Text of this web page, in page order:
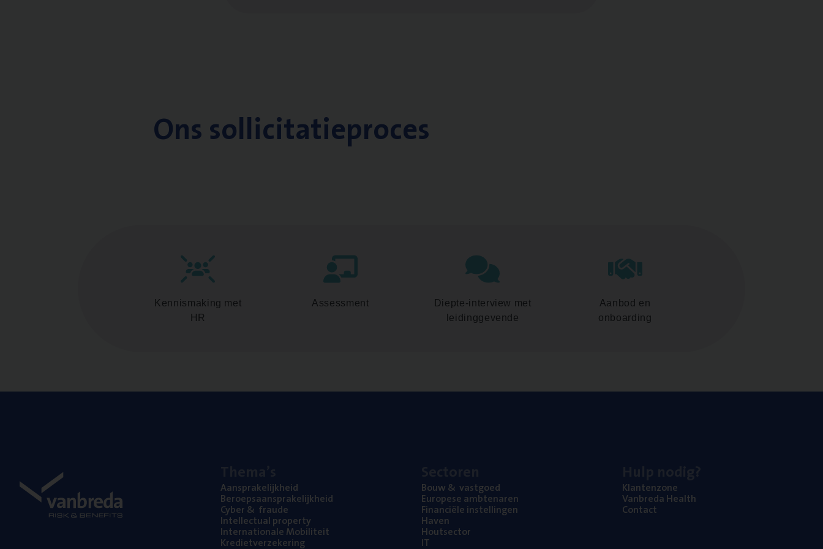
Ons sollicitatieproces
Kennismaking met
HR
Assessment
Diepte-interview met
leidinggevende
Aanbod en
onboarding
Aan­spra­ke­lijk­heid
Beroeps­aan­spra­ke­lijk­heid
Cyber& fraude
Intel­lec­tu­al property
Inter­na­ti­o­na­le Mobiliteit
Kre­diet­ver­ze­ke­ring
Bouw& vastgoed
Euro­pe­se ambtenaren
Finan­ci­ë­le instellingen
Haven
Hout­sec­tor
IT
Klan­ten­zo­ne
Van­b­re­da Health
Con­tact